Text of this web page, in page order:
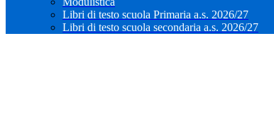
Libri di testo scuola Primaria a.s. 2026/27
Libri di testo scuola secondaria a.s. 2026/27